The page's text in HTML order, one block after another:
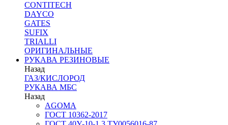
CONTITECH
DAYCO
GATES
SUFIX
TRIALLI
ОРИГИНАЛЬНЫЕ
РУКАВА РЕЗИНОВЫЕ
Назад
ГАЗ/КИСЛОРОД
РУКАВА МБС
Назад
AGOMA
ГОСТ 10362-2017